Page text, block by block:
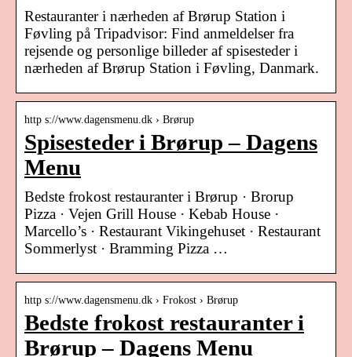
Restauranter i nærheden af Brørup Station i
Føvling på Tripadvisor: Find anmeldelser fra
rejsende og personlige billeder af spisesteder i
nærheden af Brørup Station i Føvling, Danmark.
http s://www.dagensmenu.dk › Brørup
Spisesteder i Brørup – Dagens
Menu
Bedste frokost restauranter i Brørup · Brorup
Pizza · Vejen Grill House · Kebab House ·
Marcello’s · Restaurant Vikingehuset · Restaurant
Sommerlyst · Bramming Pizza …
http s://www.dagensmenu.dk › Frokost › Brørup
Bedste frokost restauranter i
Brørup – Dagens Menu